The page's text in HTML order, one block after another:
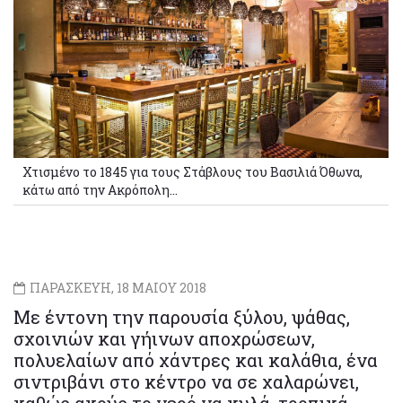
Χτισμένο το 1845 για τους Στάβλους του Βασιλιά Όθωνα,
κάτω από την Ακρόπολη...
ΠΑΡΑΣΚΕΥΗ, 18 ΜΑΙΟΥ 2018
Με έντονη την παρουσία ξύλου, ψάθας,
σχοινιών και γήινων αποχρώσεων,
πολυελαίων από χάντρες και καλάθια, ένα
σιντριβάνι στο κέντρο να σε χαλαρώνει,